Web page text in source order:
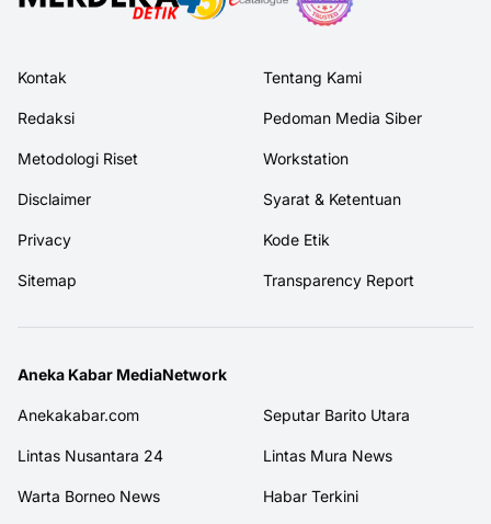
Kontak Tentang Kami
Redaksi Pedoman Media Siber
Metodologi Riset Workstation
Disclaimer Syarat & Ketentuan
Privacy Kode Etik
Sitemap Transparency Report
Aneka Kabar MediaNetwork
Anekakabar.com Seputar Barito Utara
Lintas Nusantara 24 Lintas Mura News
Warta Borneo News Habar Terkini